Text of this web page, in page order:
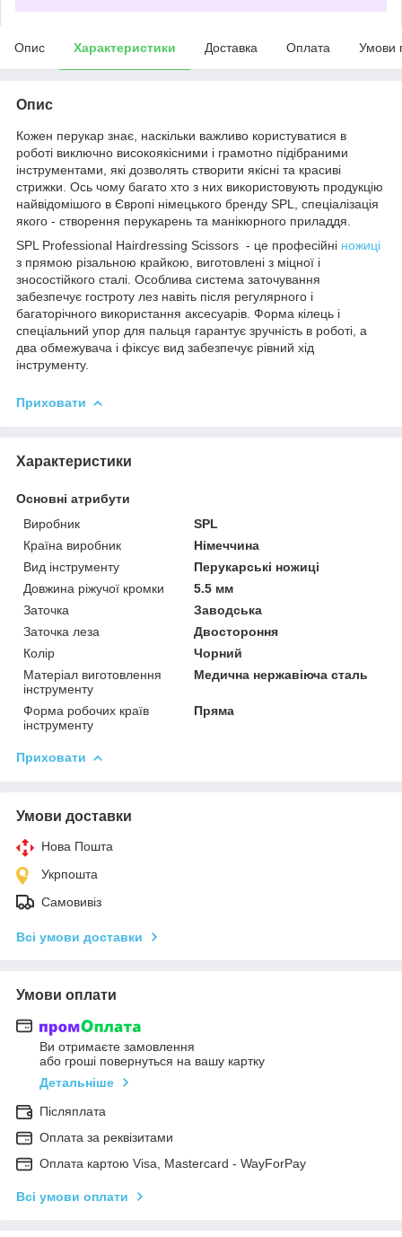
Опис Характеристики Доставка Оплата Умови
Опис
Кожен перукар знає, наскільки важливо користуватися в
роботі виключно високоякісними і грамотно підібраними
інструментами, які дозволять створити якісні та красиві
стрижки. Ось чому багато хто з них використовують продукцію
найвідомішого в Європі німецького бренду SPL, спеціалізація
якого - створення перукарень та манікюрного приладдя.
SPL Professional Hairdressing Scissors - це професійні ножиці
з прямою різальною крайкою, виготовлені з міцної і
зносостійкого сталі. Особлива система заточування
забезпечує гостроту лез навіть після регулярного і
багаторічного використання аксесуарів. Форма кілець і
спеціальний упор для пальця гарантує зручність в роботі, а
два обмежувача і фіксує вид забезпечує рівний хід
інструменту.
Приховати
Характеристики
Основні атрибути
Виробник
SPL
Країна виробник
Німеччина
Вид інструменту
Перукарські ножиці
Довжина ріжучої кромки
5.5 мм
Заточка
Заводська
Заточка леза
Двостороння
Колір
Чорний
Матеріал виготовлення
інструменту
Медична нержавіюча сталь
Форма робочих країв
інструменту
Пряма
Приховати
Умови доставки
Нова Пошта
Укрпошта
Самовивіз
Всі умови доставки
Умови оплати
Ви отримаєте замовлення
або гроші повернуться на вашу картку
Детальніше
Післяплата
Оплата за реквізитами
Оплата картою Visa, Mastercard - WayForPay
Всі умови оплати